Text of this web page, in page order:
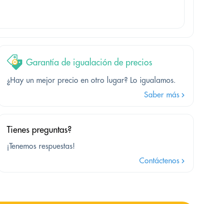
Garantía de igualación de precios
¿Hay un mejor precio en otro lugar? Lo igualamos.
Saber más
Tienes preguntas?
¡Tenemos respuestas!
Contáctenos